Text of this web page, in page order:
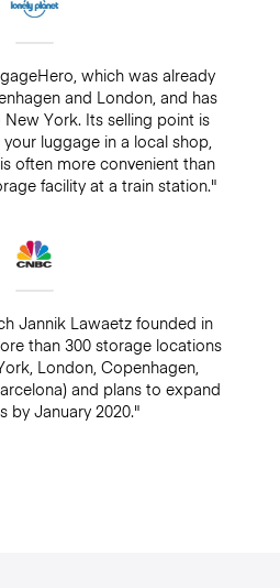
which was already
and London, and has
York. Its selling point is
luggage in a local shop,
often more convenient than
facility at a train station."
Jannik Lawaetz founded in
than 300 storage locations
London, Copenhagen,
and plans to expand
by January 2020."